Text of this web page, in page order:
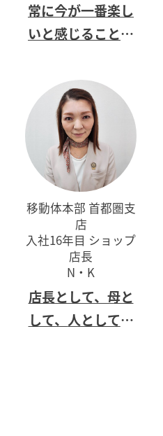
常に今が一番楽し
いと感じることの
移動体本部 首都圏支
店
入社16年目 ショップ
店長
N・K
店長として、母と
して、 人として信